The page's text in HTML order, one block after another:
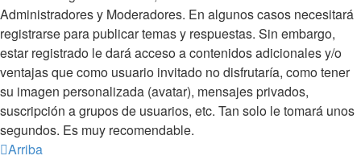
Administradores y Moderadores. En algunos casos necesitará
registrarse para publicar temas y respuestas. Sin embargo,
estar registrado le dará acceso a contenidos adicionales y/o
ventajas que como usuario invitado no disfrutaría, como tener
su imagen personalizada (avatar), mensajes privados,
suscripción a grupos de usuarios, etc. Tan solo le tomará unos
segundos. Es muy recomendable.
Arriba